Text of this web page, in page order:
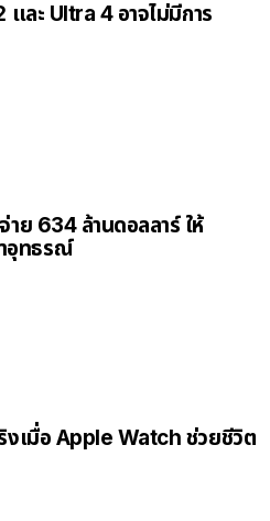
ละ Ultra 4 อาจไม่มีการ
ย 634 ล้านดอลลาร์ ให้
อุทธรณ์
งเมื่อ Apple Watch ช่วยชีวิต